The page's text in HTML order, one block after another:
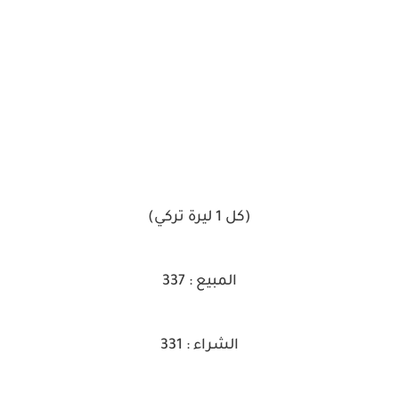
(كل 1 ليرة تركي)
المبيع : 337
الشراء : 331